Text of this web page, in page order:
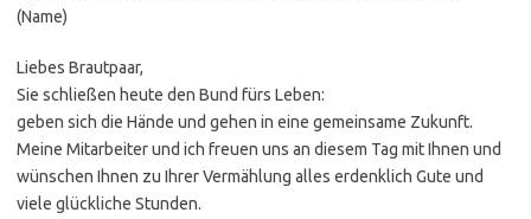
(Name)
Liebes Brautpaar,
Sie schließen heute den Bund fürs Leben:
geben sich die Hände und gehen in eine gemeinsame Zukunft.
Meine Mitarbeiter und ich freuen uns an diesem Tag mit Ihnen und
wünschen Ihnen zu Ihrer Vermählung alles erdenklich Gute und
viele glückliche Stunden.